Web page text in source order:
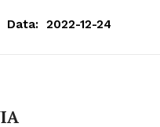
Data: 2022-12-24